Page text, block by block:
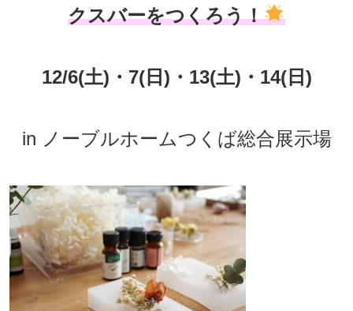
クスバーをつくろう！
12/6(土)・7(日)・13(土)・14(日)
in ノーブルホームつくば総合展示場